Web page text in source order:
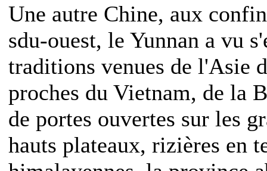
Une autre Chine, aux
sdu-ouest, le Yunnan a vu
traditions venues de l'Asie
proches du Vietnam, de la
de portes ouvertes sur les
hauts plateaux, rizières en